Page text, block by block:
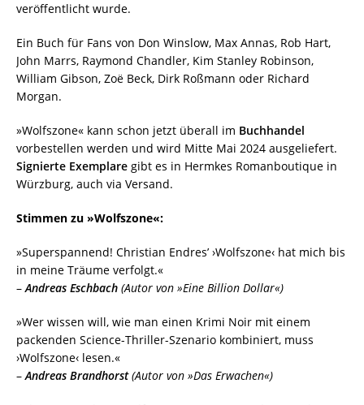
veröffentlicht wurde.
Ein Buch für Fans von Don Winslow, Max Annas, Rob Hart,
John Marrs, Raymond Chandler, Kim Stanley Robinson,
William Gibson, Zoë Beck, Dirk Roßmann oder Richard
Morgan.
»Wolfszone« kann schon jetzt überall im Buchhandel
vorbestellen werden und wird Mitte Mai 2024 ausgeliefert.
Signierte Exemplare gibt es in Hermkes Romanboutique in
Würzburg, auch via Versand.
Stimmen zu »Wolfszone«:
»Superspannend! Christian Endres’ ›Wolfszone‹ hat mich bis
in meine Träume verfolgt.«
–Andreas Eschbach (Autor von »Eine Billion Dollar«)
»Wer wissen will, wie man einen Krimi Noir mit einem
packenden Science-Thriller-Szenario kombiniert, muss
›Wolfszone‹ lesen.«
–Andreas Brandhorst(Autor von »Das Erwachen«)